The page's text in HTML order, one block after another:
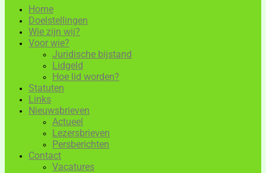
Home
Doelstellingen
Wie zijn wij?
Voor wie?
Juridische bijstand
Lidgeld
Hoe lid worden?
Statuten
Links
Nieuwsbrieven
Actueel
Lezersbrieven
Persberichten
Contact
Vacatures